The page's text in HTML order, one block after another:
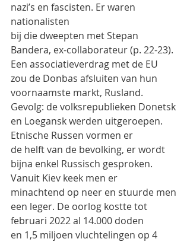
nazi’s en fascisten. Er waren
nationalisten
bij die dweepten met Stepan
Bandera, ex-collaborateur (p. 22-23).
Een associatieverdrag met de EU
zou de Donbas afsluiten van hun
voornaamste markt, Rusland.
Gevolg: de volksrepublieken Donetsk
en Loegansk werden uitgeroepen.
Etnische Russen vormen er
de helft van de bevolking, er wordt
bijna enkel Russisch gesproken.
Vanuit Kiev keek men er
minachtend op neer en stuurde men
een leger. De oorlog kostte tot
februari 2022 al 14.000 doden
en 1,5 miljoen vluchtelingen op 4